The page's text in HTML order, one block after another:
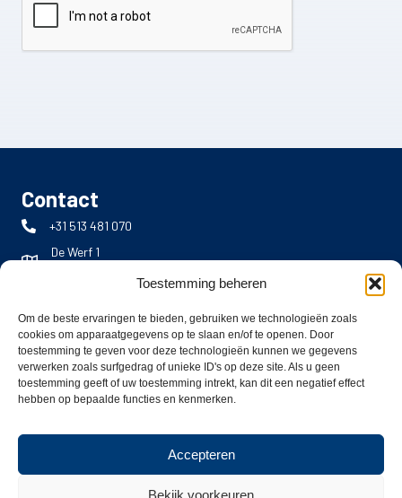
Toestemming beheren
Om de beste ervaringen te bieden, gebruiken we technologieën zoals
cookies om apparaatgegevens op te slaan en/of te openen. Door
toestemming te geven voor deze technologieën kunnen we gegevens
verwerken zoals surfgedrag of unieke ID's op deze site. Als u geen
toestemming geeft of uw toestemming intrekt, kan dit een negatief effect
hebben op bepaalde functies en kenmerken.
Accepteren
Bekijk voorkeuren
aanvragen
Contact
+31 513 481 070
De Werf 1
SILOKING Nederland
Bromach bv is importeur van SILOKING voor Nederland. De